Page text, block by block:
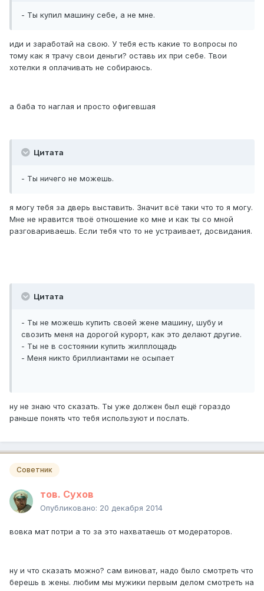
- Ты купил машину себе, а не мне.
иди и заработай на свою. У тебя есть какие то вопросы по
тому как я трачу свои деньги? оставь их при себе. Твои
хотелки я оплачивать не собираюсь.
а баба то наглая и просто офигевшая
Цитата
- Ты ничего не можешь.
я могу тебя за дверь выставить. Значит всё таки что то я могу.
Мне не нравится твоё отношение ко мне и как ты со мной
разговариваешь. Если тебя что то не устраивает, досвидания.
Цитата
- Ты не можешь купить своей жене машину, шубу и
свозить меня на дорогой курорт, как это делают другие.
- Ты не в состоянии купить жилплощадь
- Меня никто бриллиантами не осыпает
ну не знаю что сказать. Ты уже должен был ещё гораздо
раньше понять что тебя используют и послать.
Советник
тов. Сухов
Опубликовано: 20 декабря 2014
вовка мат потри а то за это нахватаешь от модераторов.
ну и что сказать можно? сам виноват, надо было смотреть что
берешь в жены. любим мы мужики первым делом смотреть на